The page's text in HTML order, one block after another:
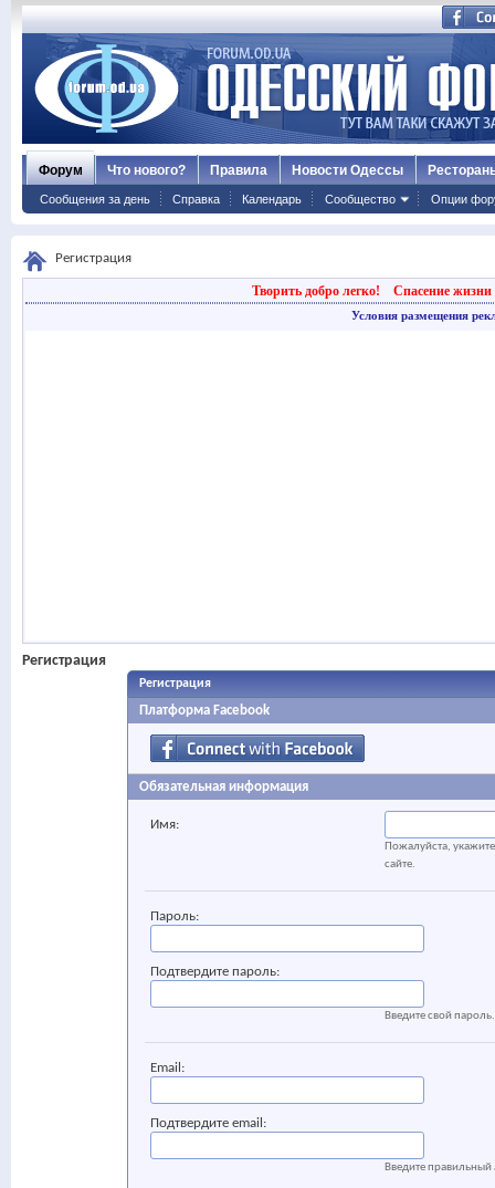
Форум
Сообщения за день Справка Календарь Сообщество Опции
Что нового? Правила Новости Одессы
Регистрация
Творить добро легко! Спасение жизни
Условия размещения
Регистрация
Регистрация
Платформа Facebook
Обязательная информация
Имя:
Пожалуйста,
сайте.
Пароль:
Подтвердите пароль:
Введите свой
Email:
Подтвердите email:
Введите